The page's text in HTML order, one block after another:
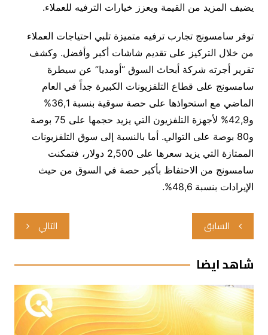
يضيف المزيد من القيمة ويعزز خيارات الترفيه للعملاء.
توفر سامسونج تجارب ترفيه متميزة تلبي احتياجات العملاء
من خلال التركيز على تقديم شاشات أكبر وأفضل. وكشف
تقرير أجرته شركة أبحاث السوق “أومديا” عن سيطرة
سامسونج على قطاع التلفزيونات الكبيرة جداً في العام
الماضي مع استحواذها على حصة سوقية بنسبة 36,1%
و42,9% لأجهزة التلفزيون التي يزيد حجمها على 75 بوصة
و80 بوصة على التوالي. أما بالنسبة إلى سوق التلفزيونات
الممتازة التي يزيد سعرها على 2,500 دولار، فتمكنت
سامسونج من الاحتفاظ بأكبر حصة في السوق من حيث
الإيرادات بنسبة 48,6%.
تصفّح
المقالات
السابق التالي
شاهد ايضا